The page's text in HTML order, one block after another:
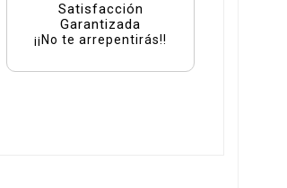
Satisfacción
Garantizada
¡¡No te arrepentirás!!